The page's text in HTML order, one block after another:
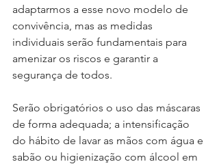
adaptarmos a esse novo modelo de
convivência, mas as medidas
individuais serão fundamentais para
amenizar os riscos e garantir a
segurança de todos.
Serão obrigatórios o uso das máscaras
de forma adequada; a intensificação
do hábito de lavar as mãos com água e
sabão ou higienização com álcool em